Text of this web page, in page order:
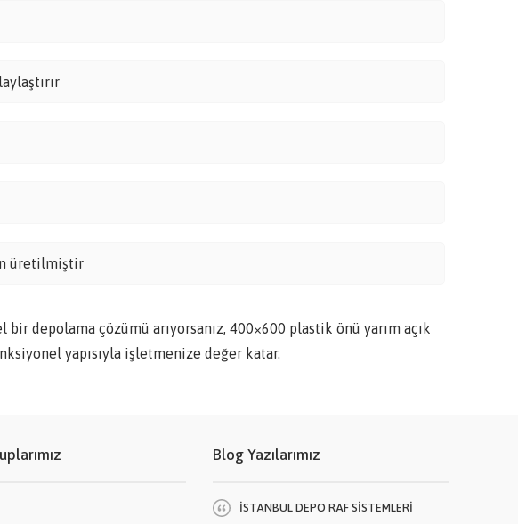
üretilmiştir
depolama çözümü arıyorsanız, 400×600 plastik önü yarım açık
yapısıyla işletmenize değer katar.
Blog Yazılarımız
İSTANBUL DEPO RAF SİSTEMLERİ